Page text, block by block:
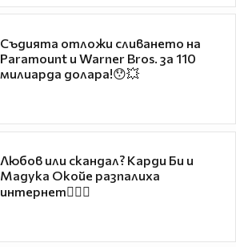
Съдията отложи сливането на
Paramount и Warner Bros. за 110
милиарда долара!😯💥
Любов или скандал? Карди Би и
Мадука Окойе разпалиха
интернет❤️‍🔥🔥